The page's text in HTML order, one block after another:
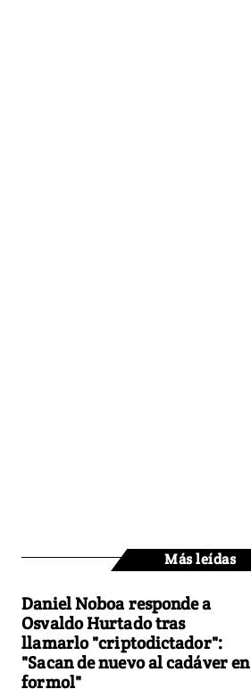
Más leídas
Daniel Noboa responde a
Osvaldo Hurtado tras
llamarlo "criptodictador":
"Sacan de nuevo al cadáver en
formol"